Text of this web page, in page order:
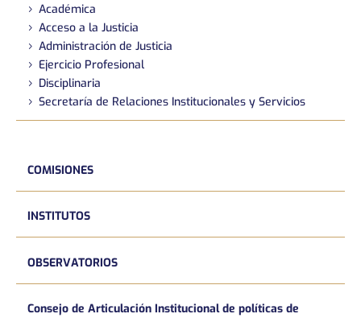
Académica
Acceso a la Justicia
Administración de Justicia
Ejercicio Profesional
Disciplinaria
Secretaría de Relaciones Institucionales y Servicios
COMISIONES
INSTITUTOS
OBSERVATORIOS
Consejo de Articulación Institucional de políticas de